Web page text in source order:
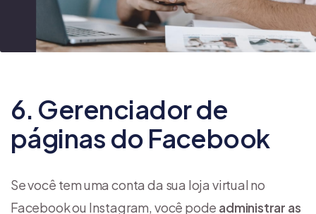
6. Gerenciador de
páginas do Facebook
Se você tem uma conta da sua loja virtual no
Facebook ou Instagram, você pode administrar as